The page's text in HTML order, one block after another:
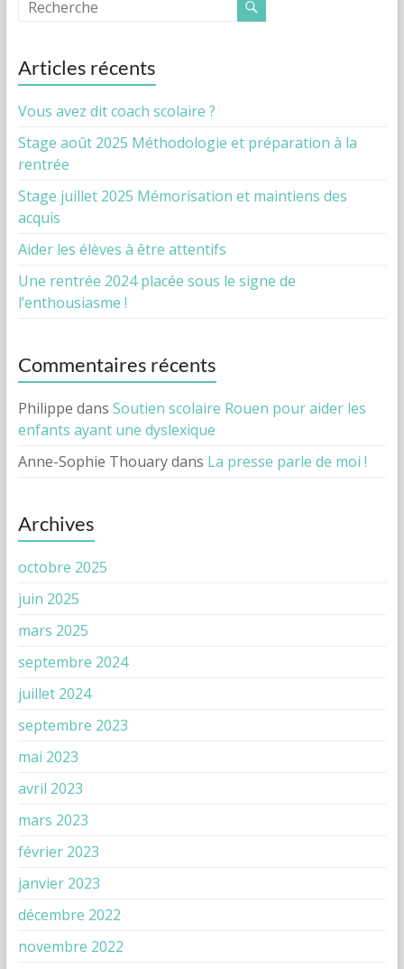
Articles récents
Vous avez dit coach scolaire ?
Stage août 2025 Méthodologie et préparation à la
rentrée
Stage juillet 2025 Mémorisation et maintiens des
acquis
Aider les élèves à être attentifs
Une rentrée 2024 placée sous le signe de
l’enthousiasme !
Commentaires récents
Philippe dans Soutien scolaire Rouen pour aider les
enfants ayant une dyslexique
Anne-Sophie Thouarydans La presse parle de moi !
Archives
octobre 2025
juin 2025
mars 2025
septembre 2024
juillet 2024
septembre 2023
mai 2023
avril 2023
mars 2023
février 2023
janvier 2023
décembre 2022
novembre 2022